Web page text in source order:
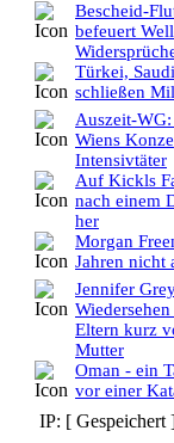
Bescheid-
befeuert
Türkei,
schließen
Auszeit-
Wiens
Intensivtäter
Auf Kickls
nach einem
her
Morgan
Jahren nicht
Jennifer
Eltern kurz
Mutter
Oman - ein
vor einer
IP: [ Gespeichert